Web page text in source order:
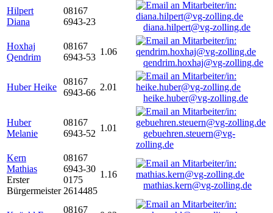
Hilpert
Diana
08167
6943-23
diana.hilpert@vg-zolling.de
Hoxhaj
Qendrim
08167
6943-53
1.06
qendrim.hoxhaj@vg-zolling.de
Huber Heike
08167
6943-66
2.01
heike.huber@vg-zolling.de
Huber
Melanie
08167
6943-52
1.01
gebuehren.steuern@vg-
zolling.de
Kern
Mathias
Erster
Bürgermeister
08167
6943-30
0175
2614485
1.16
mathias.kern@vg-zolling.de
08167